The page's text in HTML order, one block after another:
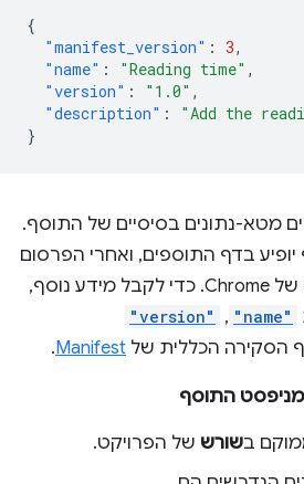
{
"manifest_version" : 3,
"name" : "Reading time" ,
"version" : "1.0" ,
"description" :
"Add the
}
מטא-נתונים בסיסיים של התוסף.
בדף התוספים, ואחרי הפרסום
שלו, בחנות האינטרנט של Chrome. כדי לקבל מידע נוסף,
"name"
,
"version"
הסקירה הכללית של Manifest
.
מניפסט התוסף
בשורש של הפרויקט.